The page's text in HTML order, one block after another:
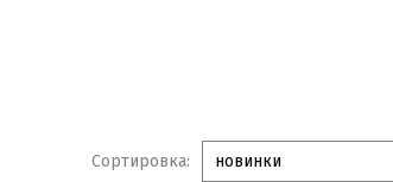
Сортировка: новинки